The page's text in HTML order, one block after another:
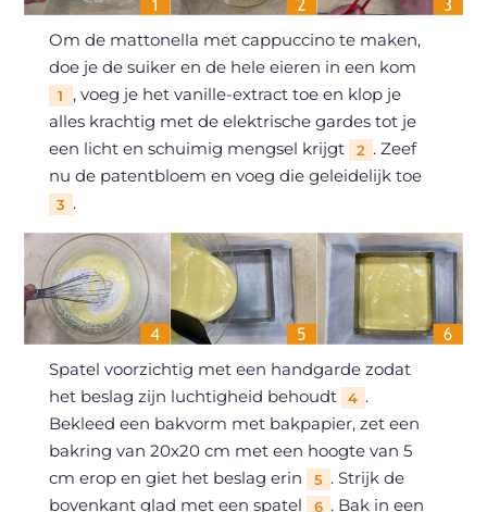
Om de mattonella met cappuccino te maken,
doe je de suiker en de hele eieren in een kom
1
, voeg je het vanille-extract toe en klop je
alles krachtig met de elektrische gardes tot je
een licht en schuimig mengsel krijgt
2 . Zeef
nu de patentbloem en voeg die geleidelijk toe
3 .
Spatel voorzichtig met een handgarde zodat
het beslag zijn luchtigheid behoudt
4 .
Bekleed een bakvorm met bakpapier, zet een
bakring van 20x20 cm met een hoogte van 5
cm erop en giet het beslag erin
5 . Strijk de
bovenkant glad met een spatel
6 . Bak in een